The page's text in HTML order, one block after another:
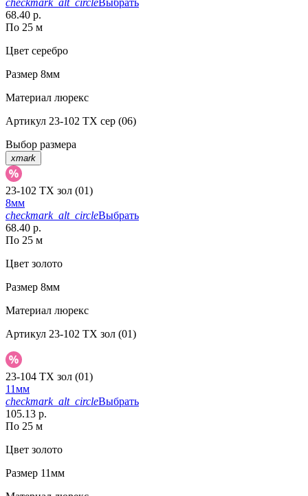
checkmark_alt_circleВыбрать
68.40 р.
По 25 м
Цвет серебро
Размер 8мм
Материал люрекс
Артикул 23-102 TX сер (06)
Выбор размера
xmark
23-102 TX зол (01)
8мм
checkmark_alt_circleВыбрать
68.40 р.
По 25 м
Цвет золото
Размер 8мм
Материал люрекс
Артикул 23-102 TX зол (01)
23-104 TX зол (01)
11мм
checkmark_alt_circleВыбрать
105.13 р.
По 25 м
Цвет золото
Размер 11мм